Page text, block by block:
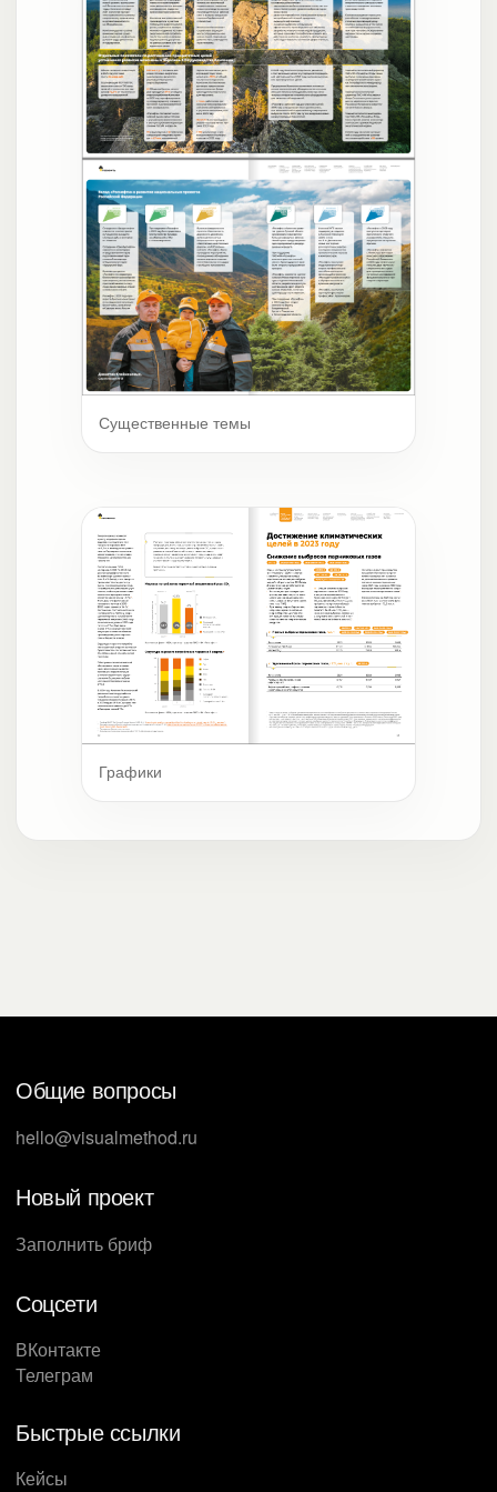
Существенные темы
Графики
Общие вопросы
hello@visualmethod.ru
Новый проект
Заполнить бриф
Соцсети
ВКонтакте
Телеграм
Быстрые ссылки
Кейсы